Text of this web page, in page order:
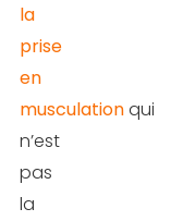
la
prise
en
musculationqui
n’est
pas
la